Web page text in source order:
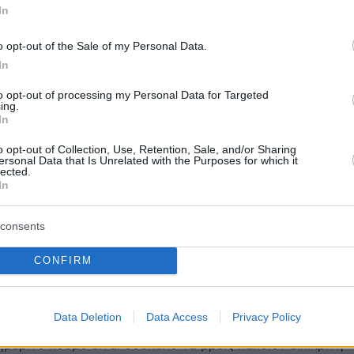
opt-out of the Sale of my Personal Data.
opt-out of processing my Personal Data for Targeted
opt-out of Collection, Use, Retention, Sale, and/or Sharing
Data that Is Unrelated with the Purposes for which it
CONFIRM
Data Deletion Data Access Privacy Policy
του τροχαίου ατυχήματος διερευνώνται
αρχές.
protothema.gr στο Google Newsκαι μάθετε πρώτοι
Ειδήσειςαπό την Ελλάδα και τον Κόσμο, τη
στο
(2)
18:18
κόσμο είναι δύσκολο να βρεις κάποιον ειλικρινή